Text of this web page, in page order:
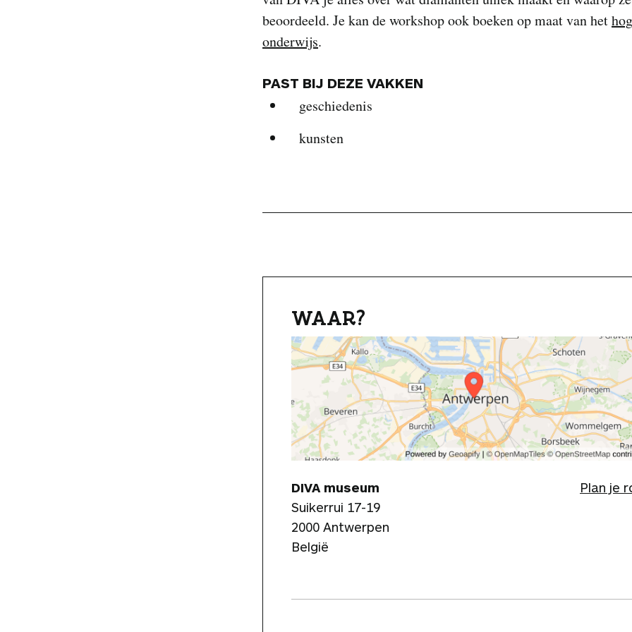
beoordeeld. Je kan de workshop ook boeken op maat van het
onderwijs.
PAST BIJ DEZE VAKKEN
geschiedenis
kunsten
WAAR?
DIVA museum
Suikerrui 17-19
2000 Antwerpen
België
Plan je